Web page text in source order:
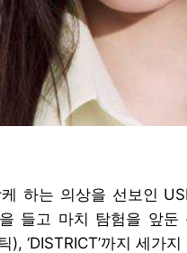
하는 의상을 선보인
들고 마치 탐험을 앞둔
), ‘DISTRICT’까지 세